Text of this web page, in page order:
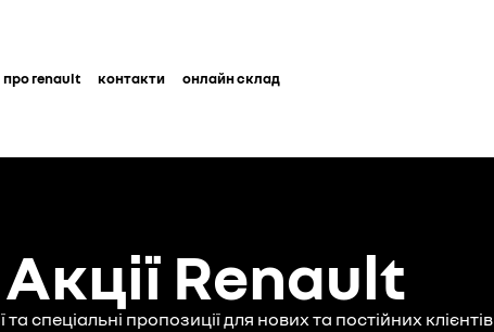
про renault контакти онлайн склад
Акції Renault
та спеціальні пропозиції для нових та постійних клієнтів